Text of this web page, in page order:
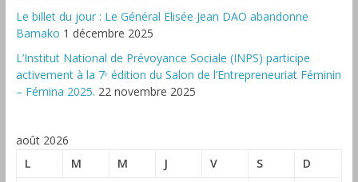
‎Le billet du jour : Le Général Elisée Jean DAO abandonne
Bamako 1 décembre 2025
L’Institut National de Prévoyance Sociale (INPS) participe
activement à la 7ᵉ édition du Salon de l’Entrepreneuriat Féminin
– Fémina 2025. 22 novembre 2025
août 2026
L
M M J V S D